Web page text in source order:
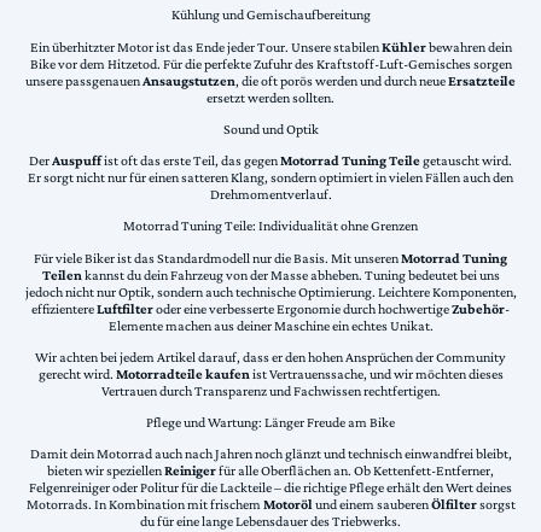
Kühlung und Gemischaufbereitung
Ein überhitzter Motor ist das Ende jeder Tour. Unsere stabilenKühlerbewahren dein
Bike vor dem Hitzetod. Für die perfekte Zufuhr des Kraftstoff-Luft-Gemisches sorgen
unsere passgenauenAnsaugstutzen, die oft porös werden und durch neueErsatzteile
ersetzt werden sollten.
Sound und Optik
DerAuspuffist oft das erste Teil, das gegenMotorrad Tuning Teilegetauscht wird.
Er sorgt nicht nur für einen satteren Klang, sondern optimiert in vielen Fällen auch den
Drehmomentverlauf.
Motorrad Tuning Teile: Individualität ohne Grenzen
Für viele Biker ist das Standardmodell nur die Basis. Mit unserenMotorrad Tuning
Teilen kannst du dein Fahrzeug von der Masse abheben. Tuning bedeutet bei uns
jedoch nicht nur Optik, sondern auch technische Optimierung. Leichtere Komponenten,
effizientereLuftfilteroder eine verbesserte Ergonomie durch hochwertigeZubehör-
Elemente machen aus deiner Maschine ein echtes Unikat.
Wir achten bei jedem Artikel darauf, dass er den hohen Ansprüchen der Community
gerecht wird. Motorradteile kaufen ist Vertrauenssache, und wir möchten dieses
Vertrauen durch Transparenz und Fachwissen rechtfertigen.
Pflege und Wartung: Länger Freude am Bike
Damit dein Motorrad auch nach Jahren noch glänzt und technisch einwandfrei bleibt,
bieten wir speziellenReinigerfür alle Oberflächen an. Ob Kettenfett-Entferner,
Felgenreiniger oder Politur für die Lackteile – die richtige Pflege erhält den Wert deines
Motorrads. In Kombination mit frischemMotorölund einem sauberenÖlfiltersorgst
du für eine lange Lebensdauer des Triebwerks.